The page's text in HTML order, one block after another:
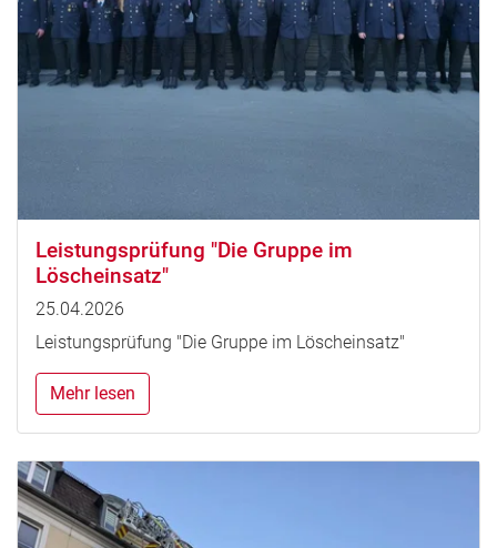
Leistungsprüfung "Die Gruppe im
Löscheinsatz"
25.04.2026
Leistungsprüfung "Die Gruppe im Löscheinsatz"
Mehr lesen